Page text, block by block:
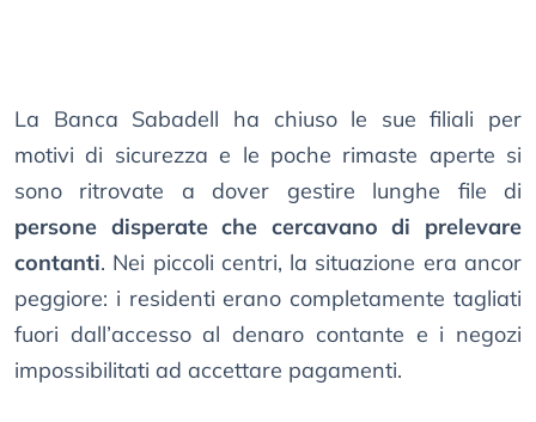
La Banca Sabadell ha chiuso le sue filiali per
motivi di sicurezza e le poche rimaste aperte si
sono ritrovate a dover gestire lunghe file di
persone disperate che cercavano di prelevare
contanti. Nei piccoli centri, la situazione era ancor
peggiore: i residenti erano completamente tagliati
fuori dall’accesso al denaro contante e i negozi
impossibilitati ad accettare pagamenti.